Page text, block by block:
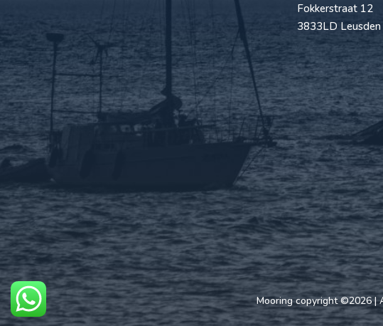
Fokkerstraat 12
3833LD Leusden
Mooring copyright ©2026 |